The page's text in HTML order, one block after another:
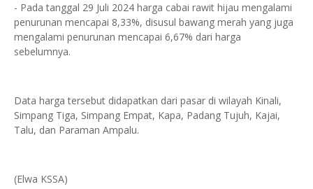
- Pada tanggal 29 Juli 2024 harga cabai rawit hijau mengalami
penurunan mencapai 8,33%, disusul bawang merah yang juga
mengalami penurunan mencapai 6,67% dari harga
sebelumnya.
Data harga tersebut didapatkan dari pasar di wilayah Kinali,
Simpang Tiga, Simpang Empat, Kapa, Padang Tujuh, Kajai,
Talu, dan Paraman Ampalu.
(Elwa KSSA)